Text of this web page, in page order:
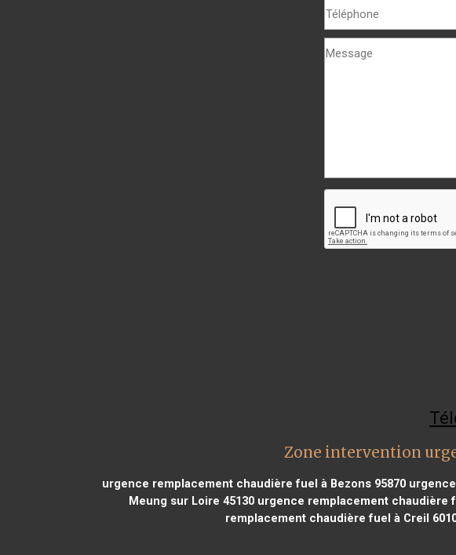
Zone intervention
urgence remplacement chaudière fuel à Bezons 95870urgence
Meung sur Loire 45130 urgence remplacement chaudière
remplacement chaudière fuel à Creil